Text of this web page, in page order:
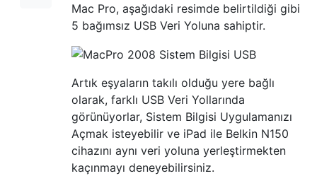
Mac Pro, aşağıdaki resimde belirtildiği gibi
5 bağımsız USB Veri Yoluna sahiptir.
Artık eşyaların takılı olduğu yere bağlı
olarak, farklı USB Veri Yollarında
görünüyorlar, Sistem Bilgisi Uygulamanızı
Açmak isteyebilir ve iPad ile Belkin N150
cihazını aynı veri yoluna yerleştirmekten
kaçınmayı deneyebilirsiniz.